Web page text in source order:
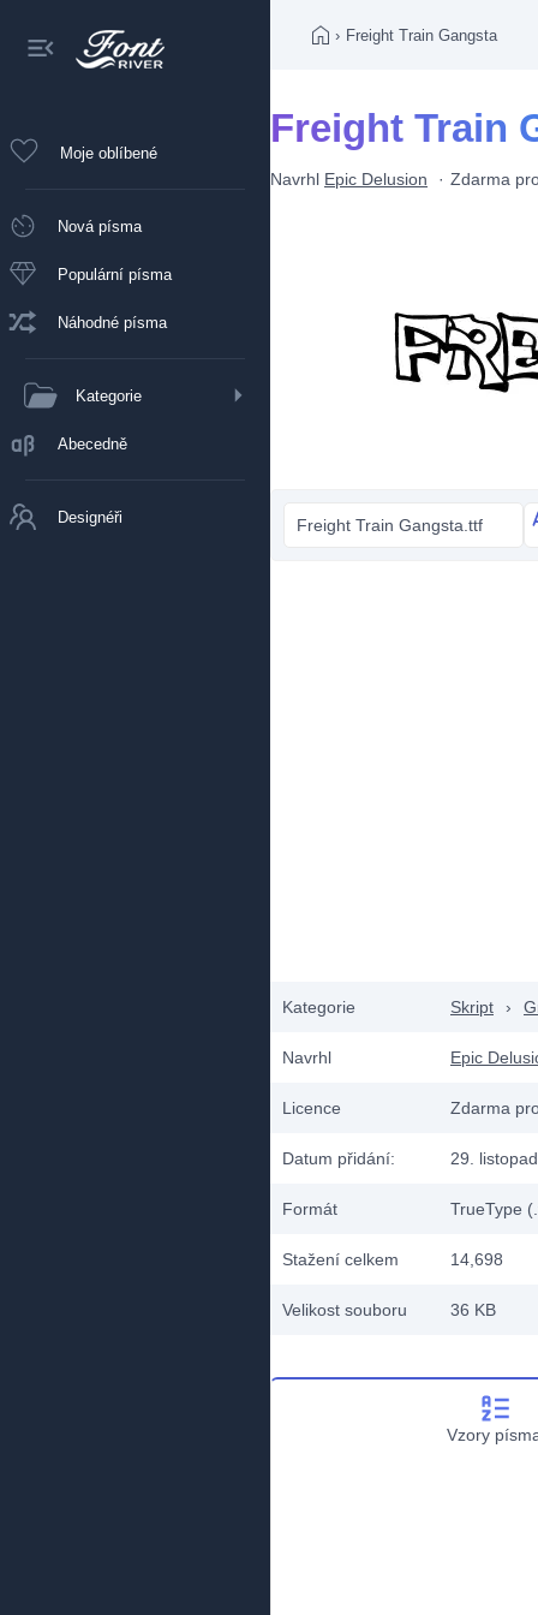
Moje oblíbené
Nová písma
Populární písma
Náhodné písma
Kategorie
Abecedně
Designéři
› Freight Train Gangsta
Freight Train
Navrhl Epic Delusion Zdarma
Freight Train Gangsta.ttf
Kategorie Skript ›
Navrhl Epic
Licence Zdarma
Datum přidání: 29.
Formát TrueType
Stažení celkem 14,698
Velikost souboru 36 KB
Vzory